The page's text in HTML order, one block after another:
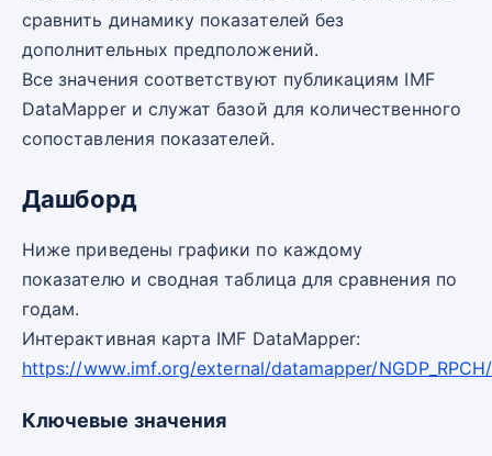
сравнить динамику показателей без
дополнительных предположений.
Все значения соответствуют публикациям IMF
DataMapper и служат базой для количественного
сопоставления показателей.
Дашборд
Ниже приведены графики по каждому
показателю и сводная таблица для сравнения по
годам.
Интерактивная карта IMF DataMapper:
https://www.imf.org/external/datamapper/
Ключевые значения